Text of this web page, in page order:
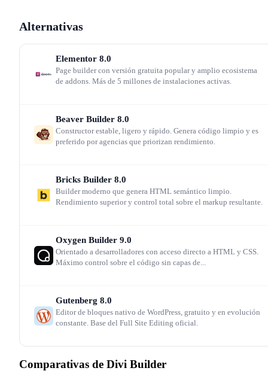
pero la dependencia estructural persiste. Para agencias
gestionan sitios a largo plazo, esto es una consideración
crítica: el sitio es funcionalmente inseparable de Divi
Posicionamiento vs. Elementor y Bricks
en el segmento visual con un ecosistema de add-ons más
maduro y una tienda de plantillas más grande. Bricks
rendimiento y código limpio para desarrolladores. Divi
gana en la ecuación precio-sitios: $89/año para sitios
cuando se gestionan más de 2 sitios activos.
Divi para ecommerce con WooCommerce
Alternativas
Elementor 8.0
Page builder con versión gratuita popular y amplio ecosistema
de addons. Más de 5 millones de instalaciones activas.
Beaver Builder 8.0
Constructor estable, ligero y rápido. Genera código limpio y es
preferido por agencias que priorizan rendimiento.
Bricks Builder 8.0
Builder moderno que genera HTML semántico limpio.
Rendimiento superior y control total sobre el markup resultante.
Oxygen Builder 9.0
Orientado a desarrolladores con acceso directo a HTML y CSS.
Máximo control sobre el código sin capas de...
Gutenberg 8.0
Editor de bloques nativo de WordPress, gratuito y en evolución
constante. Base del Full Site Editing oficial.
Comparativas de Divi Builder